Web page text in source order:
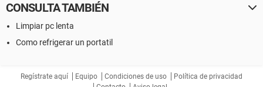
CONSULTA TAMBIÉN
Limpiar pc lenta
Como refrigerar un portatil
Regístrate aquí Equipo Condiciones de uso
Política de privacidad